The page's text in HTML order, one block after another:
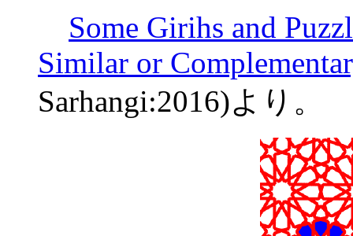
Some Girihs and
Similar or
Sarhangi:2016)より。